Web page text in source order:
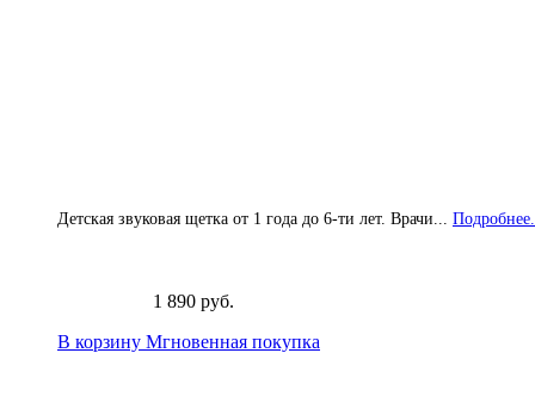
Детская звуковая щетка от 1 года до 6-ти лет. Врачи...
1 890 руб.
В корзину Мгновенная покупка